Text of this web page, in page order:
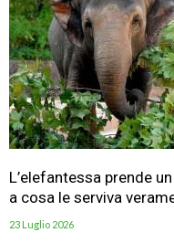
L’elefantessa prende
a cosa le serviva
23 Luglio 2026